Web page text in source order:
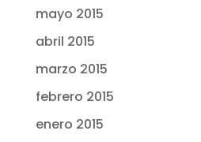
mayo 2015
abril 2015
marzo 2015
febrero 2015
enero 2015